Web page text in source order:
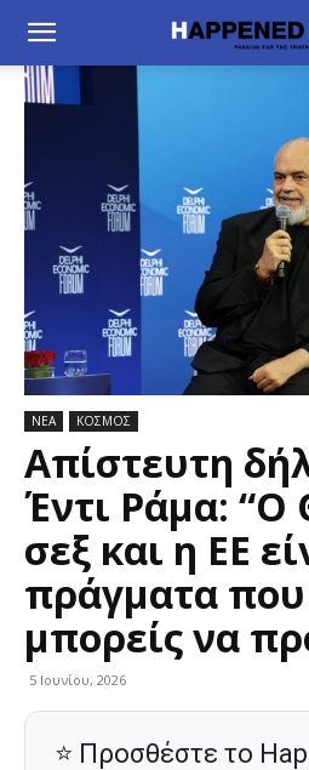
ΝΕΑ ΚΟΣΜΟΣ
Απίστευτη
Έντι Ράμα: “Ο
σεξ και η ΕΕ
πράγματα
μπορείς να
5 Ιουνίου, 2026
⭐ Προσθέστε το